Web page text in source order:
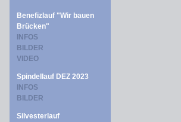
Benefizlauf "Wir bauen
Brücken"
INFOS
BILDER
VIDEO
Spindellauf DEZ 2023
INFOS
BILDER
Silvesterlauf